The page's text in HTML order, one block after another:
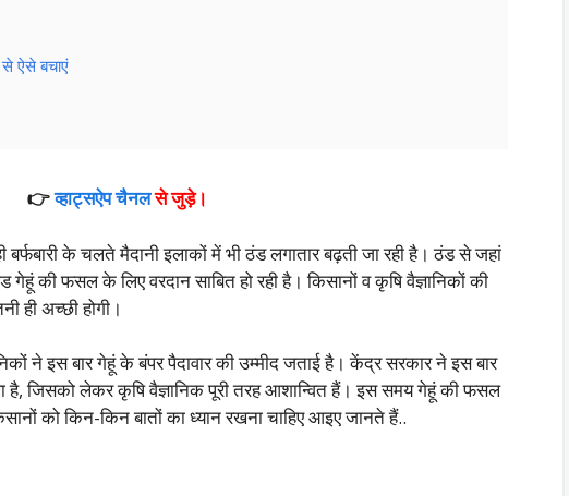
ऐसे बचाएं
👉व्हाट्सऐप चैनलसे जुड़े।
बर्फबारी के चलते मैदानी इलाकों में भी ठंड लगातार बढ़ती जा रही है। ठंड से जहां
गेहूं की फसल के लिए वरदान साबित हो रही है। किसानों व कृषि वैज्ञानिकों की
ही अच्छी होगी।
ने इस बार गेहूं के बंपर पैदावार की उम्मीद जताई है। केंद्र सरकार ने इस बार
है, जिसको लेकर कृषि वैज्ञानिक पूरी तरह आशान्वित हैं। इस समय गेहूं की फसल
को किन-किन बातों का ध्यान रखना चाहिए आइए जानते हैं..